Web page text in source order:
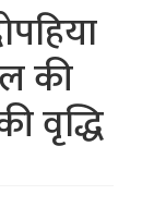
की
वृद्धि